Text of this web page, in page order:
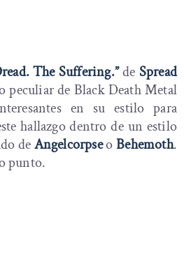
The Suffering.”de Spread
peculiar de Black Death Metal
en su estilo para
hallazgo dentro de un estilo
deAngelcorpseoBehemoth.
punto.